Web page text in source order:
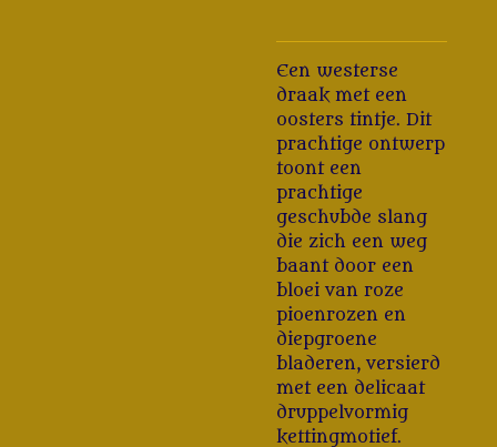
Een westerse
draak met een
oosters tintje. Dit
prachtige ontwerp
toont een
prachtige
geschubde slang
die zich een weg
baant door een
bloei van roze
pioenrozen en
diepgroene
bladeren, versierd
met een delicaat
druppelvormig
kettingmotief.